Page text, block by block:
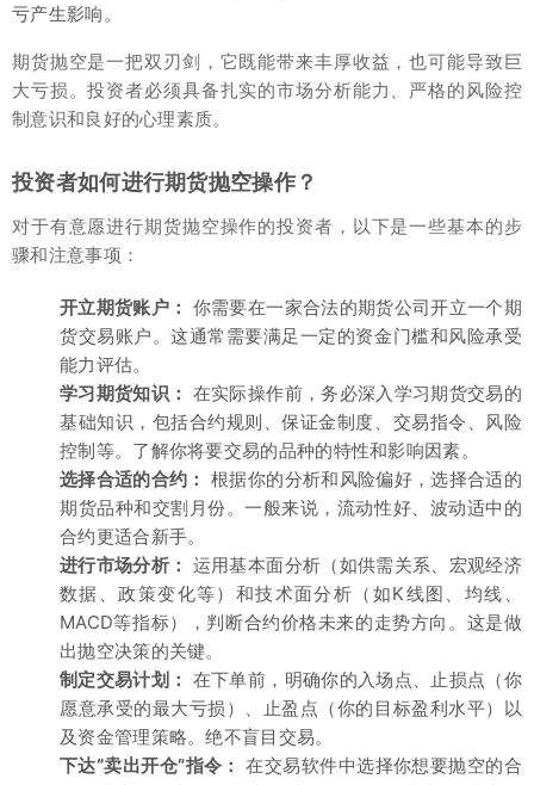
亏产生影响。
期货抛空是一把双刃剑，它既能带来丰厚收益，也可能导致巨
大亏损。投资者必须具备扎实的市场分析能力、严格的风险控
制意识和良好的心理素质。
投资者如何进行期货抛空操作？
对于有意愿进行期货抛空操作的投资者，以下是一些基本的步
骤和注意事项：
开立期货账户： 你需要在一家合法的期货公司开立一个期
货交易账户。这通常需要满足一定的资金门槛和风险承受
能力评估。
学习期货知识： 在实际操作前，务必深入学习期货交易的
基础知识，包括合约规则、保证金制度、交易指令、风险
控制等。了解你将要交易的品种的特性和影响因素。
选择合适的合约： 根据你的分析和风险偏好，选择合适的
期货品种和交割月份。一般来说，流动性好、波动适中的
合约更适合新手。
进行市场分析： 运用基本面分析（如供需关系、宏观经济
数据、政策变化等）和技术面分析（如K线图、均线、
MACD等指标），判断合约价格未来的走势方向。这是做
出抛空决策的关键。
制定交易计划： 在下单前，明确你的入场点、止损点（你
愿意承受的最大亏损）、止盈点（你的目标盈利水平）以
及资金管理策略。绝不盲目交易。
下达“卖出开仓”指令： 在交易软件中选择你想要抛空的合